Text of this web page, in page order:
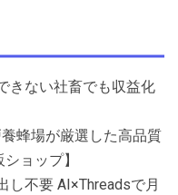
きない社畜でも収益化
蜂場が厳選した高品質
ョップ】
し不要 AI×Threadsで月